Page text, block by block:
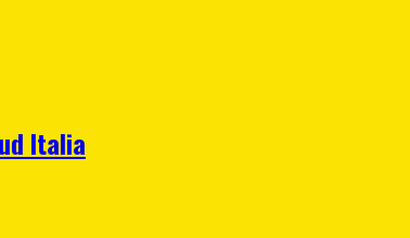
Italia